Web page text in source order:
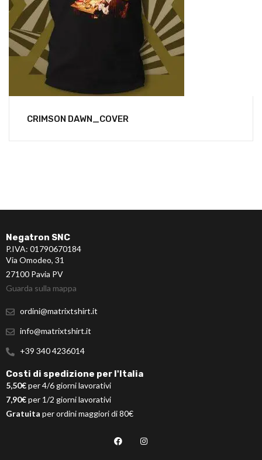
CRIMSON DAWN_COVER
Negatron SNC
P.IVA: 01790670184
Via Omodeo, 31
27100 Pavia PV
Guarda sulla mappa
ordini@matrixtshirt.it
info@matrixtshirt.it
+39 340 4236014
Costi di spedizione per l'Italia
5,50€per 4/6 giorni lavorativi
7,90€per 1/2 giorni lavorativi
Gratuita per ordini maggiori di 80€